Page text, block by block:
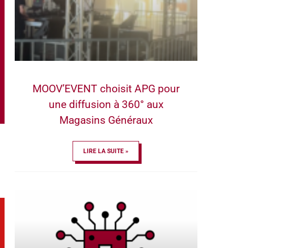
MOOV’EVENT choisit APG pour
une diffusion à 360° aux
Magasins Généraux
LIRE LA SUITE »